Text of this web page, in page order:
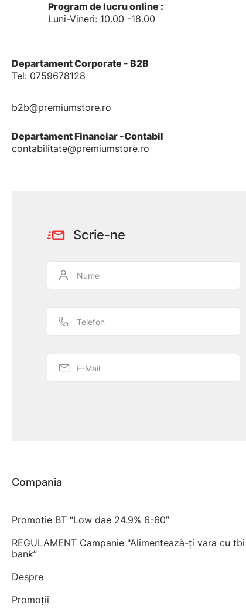
Program de lucru online :
Luni-Vineri: 10.00 -18.00
Departament Corporate - B2B
Tel: 0759678128
b2b@premiumstore.ro
Departament Financiar -Contabil
contabilitate@premiumstore.ro
Scrie-ne
Compania
Promotie BT “Low dae 24.9% 6-60”
REGULAMENT Campanie "Alimentează-ți vara cu tbi
bank”
Despre
Promoții